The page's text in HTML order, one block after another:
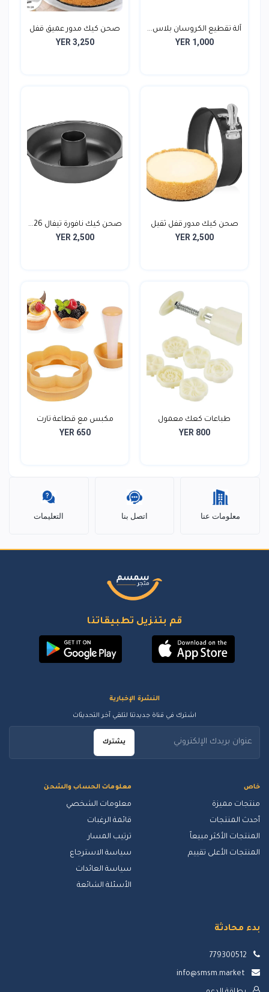
آلة تقطيع الكروسان بلاس...
YER 1,000
صحن كيك مدور عميق قفل
ث...
YER 3,250
صحن كيك مدور قفل ثقيل
-...
YER 2,500
صحن كيك نافورة تيفال 26...
YER 2,500
طباعات كعك معمول
ضغط 6...
YER 800
مكبس مع قطاعة تارت
بلاس...
YER 650
معلومات عنا اتصل بنا التعليمات
قم بتنزيل تطبيقاتنا
خاص
منتجات مميزة
أحدث المنتجات
المنتجات الأكثر مبيعاً
المنتجات الأعلى تقييم
معلومات الحساب والشحن
معلومات الشخصي
قائمة الرغبات
ترتيب المسار
سياسة الاسترجاع
سياسة العائدات
الأسئلة الشائعة
النشرة الإخبارية
اشترك في قناة جديدتنا لتلقي آخر التحديثات
يشترك
بدء محادثة
779300512
info@smsm.market